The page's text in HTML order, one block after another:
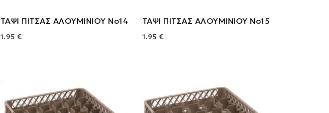
ΤΑΨΙ ΠΙΤΣΑΣ ΑΛΟΥΜΙΝΙΟΥ Νο14
1.95 €
ΤΑΨΙ ΠΙΤΣΑΣ ΑΛΟΥΜΙΝΙΟΥ Νο15
1.95 €